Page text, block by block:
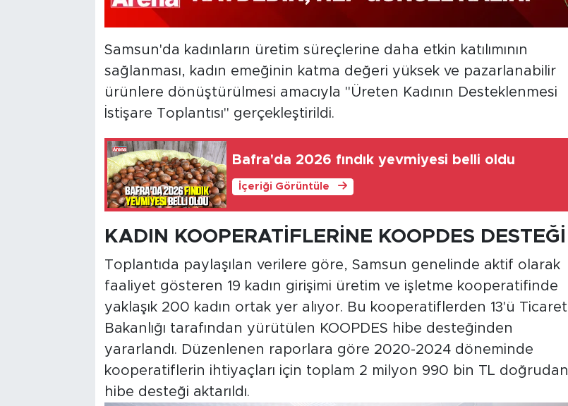
Samsun'da kadınların üretim süreçlerine daha etkin katılımının
sağlanması, kadın emeğinin katma değeri yüksek ve pazarlanabilir
ürünlere dönüştürülmesi amacıyla "Üreten Kadının Desteklenmesi
İstişare Toplantısı" gerçekleştirildi.
Bafra'da 2026 fındık yevmiyesi belli oldu
İçeriği Görüntüle
KADIN KOOPERATİFLERİNE KOOPDES DESTEĞİ
Toplantıda paylaşılan verilere göre, Samsun genelinde aktif olarak
faaliyet gösteren 19 kadın girişimi üretim ve işletme kooperatifinde
yaklaşık 200 kadın ortak yer alıyor. Bu kooperatiflerden 13'ü Ticaret
Bakanlığı tarafından yürütülen KOOPDES hibe desteğinden
yararlandı. Düzenlenen raporlara göre 2020-2024 döneminde
kooperatiflerin ihtiyaçları için toplam 2 milyon 990 bin TL doğrudan
hibe desteği aktarıldı.